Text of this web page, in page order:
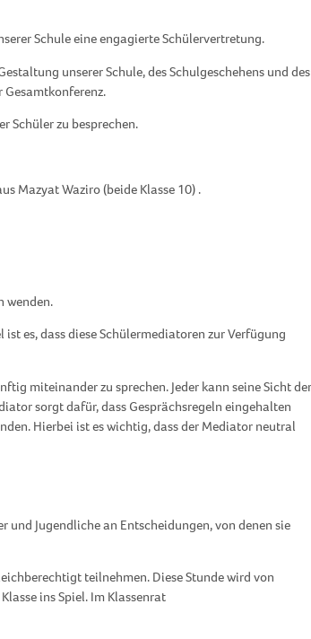
Schule eine engagierte Schülervertretung.
unserer Schule, des Schulgeschehens und des
Gesamtkonferenz.
Schüler zu besprechen.
Mazyat Waziro (beide Klasse 10) .
wenden.
es, dass diese Schülermediatoren zur Verfügung
miteinander zu sprechen. Jeder kann seine Sicht der
sorgt dafür, dass Gesprächsregeln eingehalten
Hierbei ist es wichtig, dass der Mediator neutral
Jugendliche an Entscheidungen, von denen sie
teilnehmen. Diese Stunde wird von
ins Spiel. Im Klassenrat